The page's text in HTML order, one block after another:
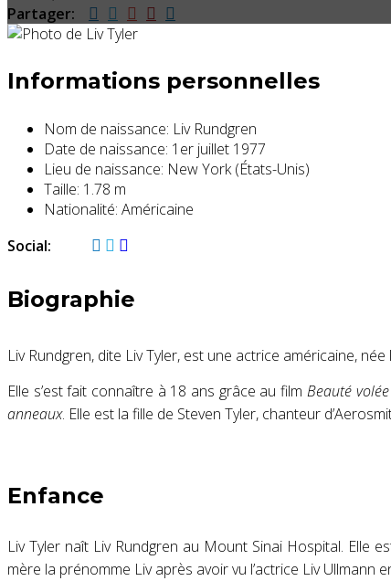
Partager:
Informations personnelles
Nom de naissance: Liv Rundgren
Date de naissance: 1er juillet 1977
Lieu de naissance: New York (États-Unis)
Taille: 1.78 m
Nationalité: Américaine
Social:
Biographie
Liv Rundgren, dite Liv Tyler, est une actrice américaine, née
Elle s’est fait connaître à 18 ans grâce au film Beauté volée
anneaux. Elle est la fille de Steven Tyler, chanteur
Enfance
Liv Tyler naît Liv Rundgren au Mount Sinai Hospital. Elle
mère la prénomme Liv après avoir vu l’actrice Liv Ullmann